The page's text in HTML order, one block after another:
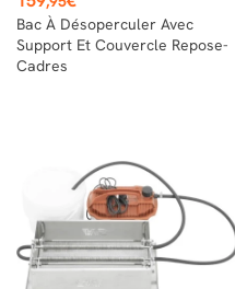
Bac À Désoperculer Avec
Support Et Couvercle Repose-
Cadres